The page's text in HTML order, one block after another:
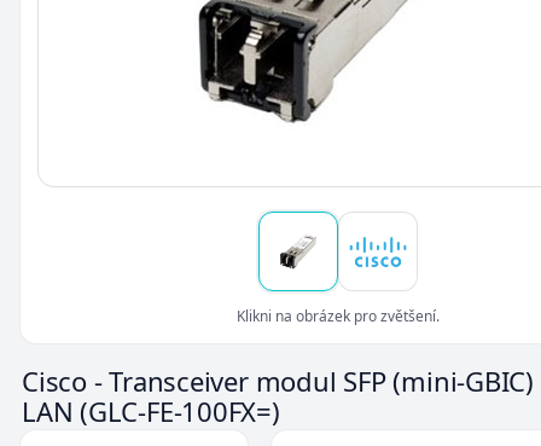
Klikni na obrázek pro zvětšení.
Cisco - Transceiver modul SFP (mini-
LAN(GLC-FE-100FX=)